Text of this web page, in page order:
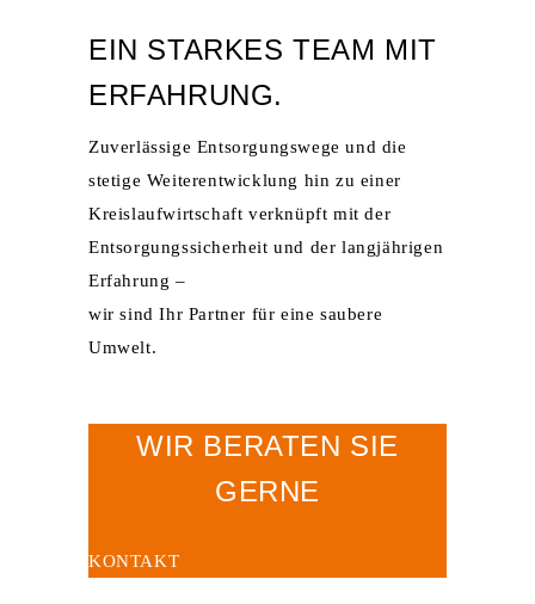
EIN STARKES TEAM MIT
ERFAHRUNG.
Zuverlässige Entsorgungswege und die
stetige Weiterentwicklung hin zu einer
Kreislaufwirtschaft verknüpft mit der
Entsorgungssicherheit und der langjährigen
Erfahrung –
wir sind Ihr Partner für eine saubere
Umwelt.
WIR BERATEN SIE
GERNE
KONTAKT